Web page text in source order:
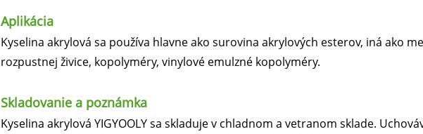
Aplikácia
Kyselina akrylová sa používa hlavne ako surovina akrylových esterov, iná ako
rozpustnej živice, kopolyméry, vinylové emulzné kopolyméry.
Skladovanie a poznámka
Kyselina akrylová YIGYOOLY sa skladuje v chladnom a vetranom sklade.